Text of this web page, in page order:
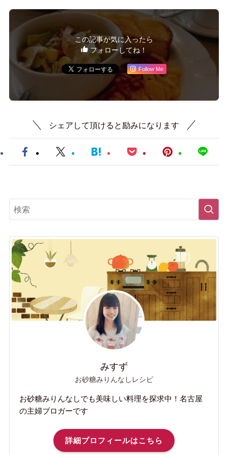
この記事が気に入ったら
フォローしてね！
Follow Me
シェアして頂けると励みになります
みすず
お砂糖みりんなしレシピ
お砂糖みりんなしでも美味しい料理を探求中！名古屋
の主婦ブロガーです
詳細プロフィールはこちら